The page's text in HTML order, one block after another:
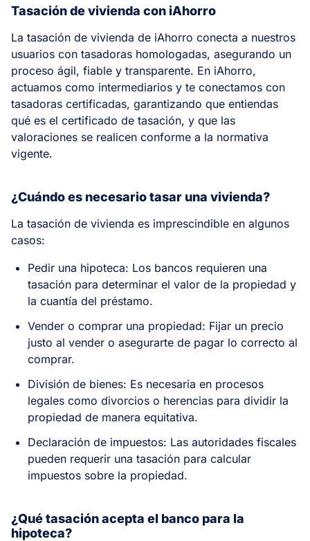
Tasación de vivienda con iAhorro
La tasación de vivienda de iAhorro conecta a nuestros
usuarios con tasadoras homologadas, asegurando un
proceso ágil, fiable y transparente. En iAhorro,
actuamos como intermediarios y te conectamos con
tasadoras certificadas, garantizando que entiendas
qué es el certificado de tasación, y que las
valoraciones se realicen conforme a la normativa
vigente.
¿Cuándo es necesario tasar una vivienda?
La tasación de vivienda es imprescindible en algunos
casos:
Pedir una hipoteca: Los bancos requieren una
tasación para determinar el valor de la propiedad y
la cuantía del préstamo.
Vender o comprar una propiedad: Fijar un precio
justo al vender o asegurarte de pagar lo correcto al
comprar.
División de bienes: Es necesaria en procesos
legales como divorcios o herencias para dividir la
propiedad de manera equitativa.
Declaración de impuestos: Las autoridades fiscales
pueden requerir una tasación para calcular
impuestos sobre la propiedad.
¿Qué tasación acepta el banco para la
hipoteca?